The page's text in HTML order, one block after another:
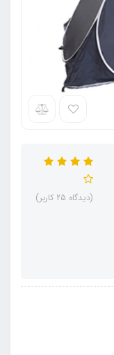
(دیدگاه 25 کاربر)